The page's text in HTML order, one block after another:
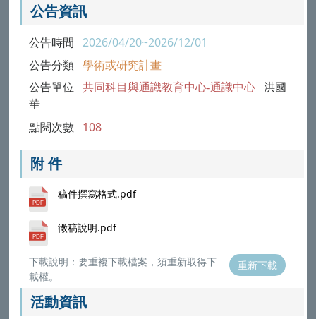
公告資訊
公告時間 2026/04/20~2026/12/01
公告分類 學術或研究計畫
公告單位 共同科目與通識教育中心-通識中心
洪國
華
點閱次數 108
附 件
稿件撰寫格式.pdf
徵稿說明.pdf
下載說明：要重複下載檔案，須重新取得下
載權。
重新下載
活動資訊